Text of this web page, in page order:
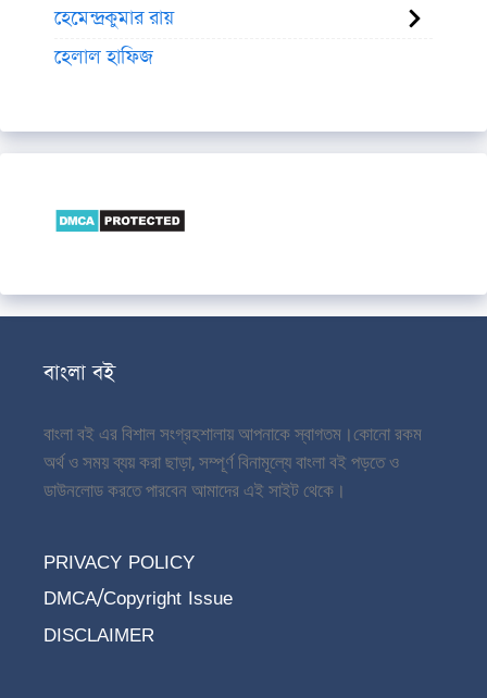
হেমেন্দ্রকুমার রায়
হেলাল হাফিজ
বাংলা বই
বাংলা বই এর বিশাল সংগ্রহশালায় আপনাকে স্বাগতম।কোনো রকম
অর্থ ও সময় ব্যয় করা ছাড়া, সম্পূর্ণ বিনামূল্যে বাংলা বই পড়তে ও
ডাউনলোড করতে পারবেন আমাদের এই সাইট থেকে।
PRIVACY POLICY
DMCA/Copyright Issue
DISCLAIMER